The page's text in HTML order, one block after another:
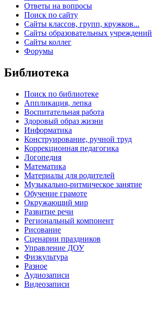
Ответы на вопросы
Поиск по сайту
Сайты классов, групп, кружков...
Сайты образовательных учреждений
Сайты коллег
Форумы
Библиотека
Поиск по библиотеке
Аппликация, лепка
Воспитательная работа
Здоровый образ жизни
Информатика
Конструирование, ручной труд
Коррекционная педагогика
Логопедия
Математика
Материалы для родителей
Музыкально-ритмическое занятие
Обучение грамоте
Окружающий мир
Развитие речи
Региональный компонент
Рисование
Сценарии праздников
Управление ДОУ
Физкультура
Разное
Аудиозаписи
Видеозаписи